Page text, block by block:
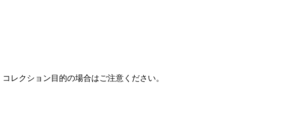
レクション目的の場合はご注意ください。